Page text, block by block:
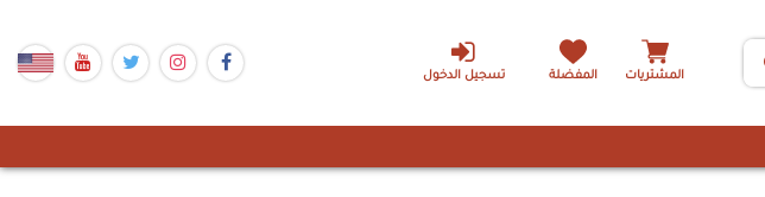
تسجيل الدخول المشتريات المفضلة